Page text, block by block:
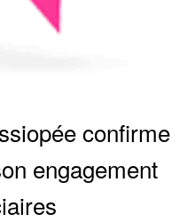
confirme
engagement